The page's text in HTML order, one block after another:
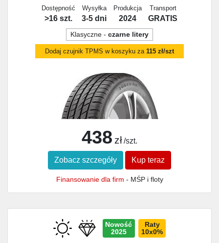
Dostępność
>16 szt.
Wysyłka
3-5 dni
Produkcja
2024
Transport
GRATIS
Klasyczne - czarne litery
Dodaj czujnik TPMS w koszyku za 115 zł/szt
438 zł /szt.
Zobacz szczegóły Kup teraz
Finansowanie dla firm - MŚP i floty
Nowość
2025
Raty
10x0%